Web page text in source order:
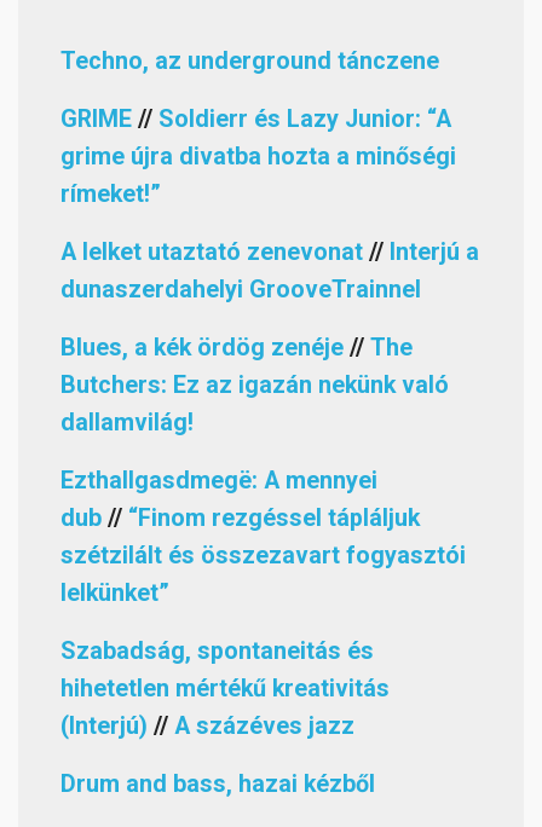
Techno, az underground tánczene
GRIME // Soldierr és Lazy Junior: “A
grime újra divatba hozta a minőségi
rímeket!”
A lelket utaztató zenevonat // Interjú a
dunaszerdahelyi GrooveTrainnel
Blues, a kék ördög zenéje // The
Butchers: Ez az igazán nekünk való
dallamvilág!
Ezthallgasdmegë: A mennyei
dub // “Finom rezgéssel tápláljuk
szétzilált és összezavart fogyasztói
lelkünket”
Szabadság, spontaneitás és
hihetetlen mértékű kreativitás
(Interjú) // A százéves jazz
Drum and bass, hazai kézből